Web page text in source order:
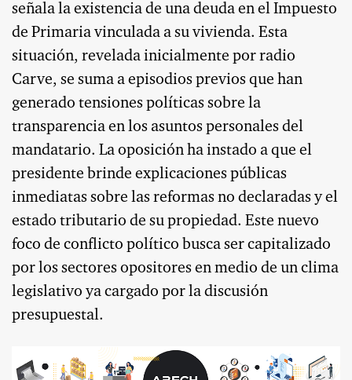
señala la existencia de una deuda en el Impuesto
de Primaria vinculada a su vivienda. Esta
situación, revelada inicialmente por radio
Carve, se suma a episodios previos que han
generado tensiones políticas sobre la
transparencia en los asuntos personales del
mandatario. La oposición ha instado a que el
presidente brinde explicaciones públicas
inmediatas sobre las reformas no declaradas y el
estado tributario de su propiedad. Este nuevo
foco de conflicto político busca ser capitalizado
por los sectores opositores en medio de un clima
legislativo ya cargado por la discusión
presupuestal.